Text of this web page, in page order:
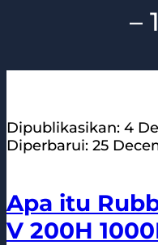
–
Dipublikasikan: 4
Diperbarui: 25
Apa itu
V 200H